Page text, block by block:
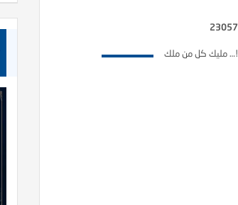
23057
!… مليك كل من ملك